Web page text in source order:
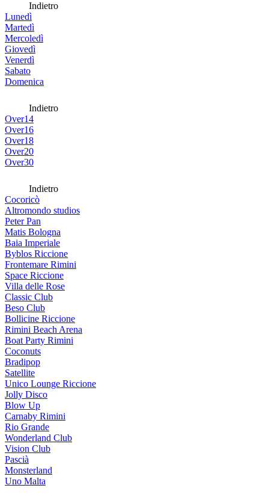
Indietro
Lunedì
Martedì
Mercoledì
Giovedì
Venerdì
Sabato
Domenica
Indietro
Over14
Over16
Over18
Over20
Over30
Indietro
Cocoricò
Altromondo studios
Peter Pan
Matis Bologna
Baia Imperiale
Byblos Riccione
Frontemare Rimini
Space Riccione
Villa delle Rose
Classic Club
Beso Club
Bollicine Riccione
Rimini Beach Arena
Boat Party Rimini
Coconuts
Bradipop
Satellite
Unico Lounge Riccione
Jolly Disco
Blow Up
Carnaby Rimini
Rio Grande
Wonderland Club
Vision Club
Pascià
Monsterland
Uno Malta